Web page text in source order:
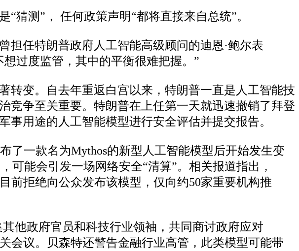
猜测”， 任何政策声明“都将直接来自总统”。
担任特朗普政府人工智能高级顾问的迪恩·鲍尔表
过度监管，其中的平衡很难把握。”
转变。自去年重返白宫以来，特朗普一直是人工智能技
竞争至关重要。特朗普在上任第一天就迅速撤销了拜登
用途的人工智能模型进行安全评估并提交报告。
了一款名为Mythos的新型人工智能模型后开始发生变
可能会引发一场网络安全“清算”。相关报道指出，
前拒绝向公众发布该模型，仅向约50家重要机构推
他政府官员和科技行业领袖，共同商讨政府应对
会议。贝森特还警告金融行业高管，此类模型可能带